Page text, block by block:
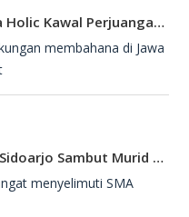
Semangat Tak Surut, Smamda Holic Kawal Perjuangan Tim Basket Smamda Di DBL 2026
membahana di Jawa
Benvenuta, Alessia! SMAMDA Sidoarjo Sambut Murid Pertukaran Pelajar Dari Italia
menyelimuti SMA